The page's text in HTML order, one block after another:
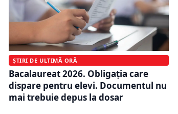
ȘTIRI DE ULTIMĂ ORĂ
Bacalaureat 2026. Obligația care
dispare pentru elevi. Documentul nu
mai trebuie depus la dosar